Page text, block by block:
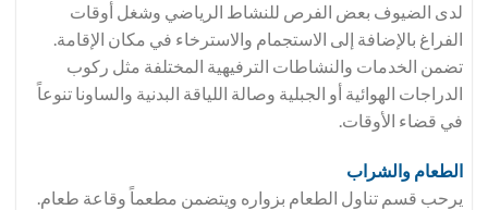
لدى الضيوف بعض الفرص للنشاط الرياضي وشغل أوقات
الفراغ بالإضافة إلى الاستجمام والاسترخاء في مكان الإقامة.
تضمن الخدمات والنشاطات الترفيهية المختلفة مثل ركوب
الدراجات الهوائية أو الجبلية وصالة اللياقة البدنية والساونا تنوعاً
في قضاء الأوقات.
الطعام والشراب
يرحب قسم تناول الطعام بزواره ويتضمن مطعماً وقاعة طعام.